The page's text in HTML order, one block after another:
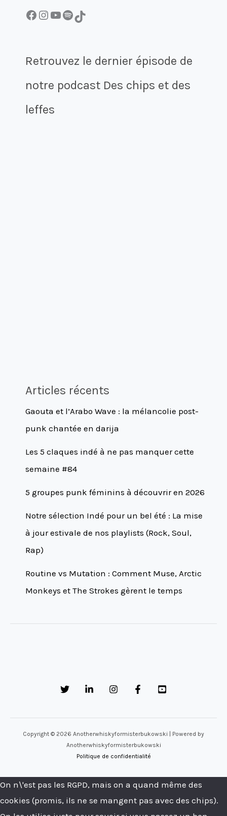
Facebook InstagramYouTube Spotify TikTok
Retrouvez le dernier épisode de
notre podcast Des chips et des
leffes
Articles récents
Gaouta et l’Arabo Wave : la mélancolie post-
punk chantée en darija
Les 5 claques indé à ne pas manquer cette
semaine #84
5 groupes punk féminins à découvrir en 2026
Notre sélection Indé pour un bel été : La mise
à jour estivale de nos playlists (Rock, Soul,
Rap)
Routine vs Mutation : Comment Muse, Arctic
Monkeys et The Strokes gèrent le temps
Copyright © 2026 Anotherwhiskyformisterbukowski | Powered by
Anotherwhiskyformisterbukowski
Politique de confidentialité
On n\'est pas les RGPD, mais on a quand même des
cookies (promis, ils ne se mangent pas avec des chips).